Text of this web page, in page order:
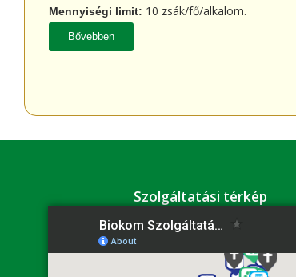
Mennyiségi limit: 10 zsák/fő/alkalom.
Bővebben
Szolgáltatási térkép